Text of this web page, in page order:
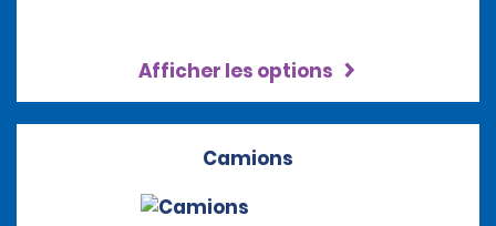
Afficher les options
Camions